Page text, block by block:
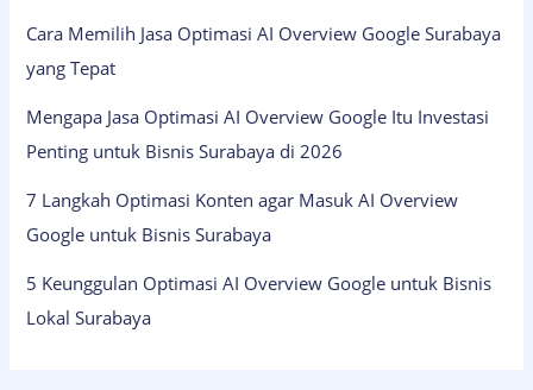
Cara Memilih Jasa Optimasi AI Overview Google Surabaya
yang Tepat
Mengapa Jasa Optimasi AI Overview Google Itu Investasi
Penting untuk Bisnis Surabaya di 2026
7 Langkah Optimasi Konten agar Masuk AI Overview
Google untuk Bisnis Surabaya
5 Keunggulan Optimasi AI Overview Google untuk Bisnis
Lokal Surabaya